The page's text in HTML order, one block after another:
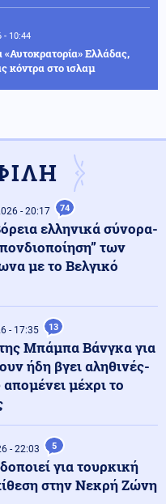
- 10:44
Ελλάδας,
κόντρα στο ισλαμ
ευρώ τα χρέη προς τα
στα σύνορα με την
με τη Μόσχα, για τις
που κατέκτησε το χάλκινο
στίβου U20
από τη θάλασσα 72χρονος
- 20:17 74
ελληνικά σύνορα-
των
με το Βελγικό
- 17:35 13
Μπάμπα Βάνγκα για
ήδη βγει αληθινές-
μέχρι το
- 22:03 5
για τουρκική
στην Νεκρή Ζώνη